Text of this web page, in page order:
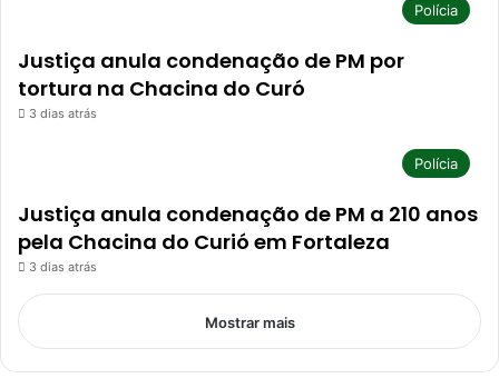
Polícia
Justiça anula condenação de PM por
tortura na Chacina do Curó
3 dias atrás
Polícia
Justiça anula condenação de PM a 210 anos
pela Chacina do Curió em Fortaleza
3 dias atrás
Mostrar mais